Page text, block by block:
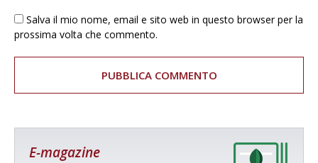
Salva il mio nome, email e sito web in questo browser per la
prossima volta che commento.
E-magazine